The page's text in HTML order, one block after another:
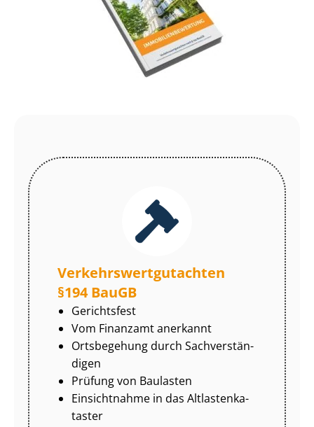
Ver­kehrs­wert­gut­ach­ten
§194 BauGB
Gerichtsfest
Vom Finanzamt anerkannt
Ortsbegehung durch Sach­ver­stän­
di­gen
Prüfung von Baulasten
Einsichtnahme in das Alt­las­ten­ka­
tas­ter